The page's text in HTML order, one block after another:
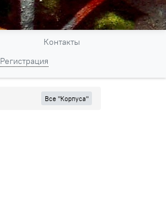
Контакты
Регистрация
Все "Корпуса"